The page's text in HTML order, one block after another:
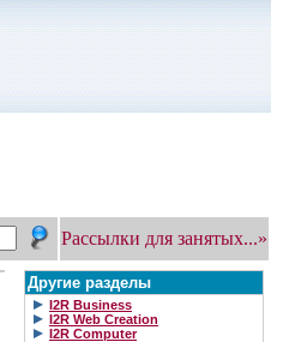
Рассылки для занятых...»
Другие разделы
I2R Business
I2R Web Creation
I2R Computer